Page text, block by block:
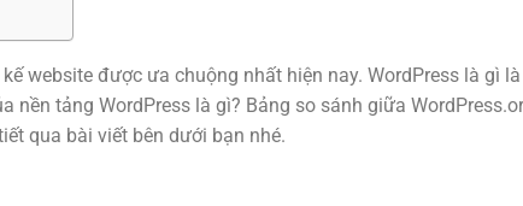
website được ưa chuộng nhất hiện nay. WordPress là gì
nền tảng WordPress là gì? Bảng so sánh giữa
qua bài viết bên dưới bạn nhé.